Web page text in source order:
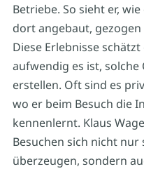
Betriebe. So sieht er,
dort angebaut,
Diese Erlebnisse
aufwendig es ist,
erstellen. Oft sind es
wo er beim Besuch die
kennenlernt. Klaus
Besuchen sich nicht
überzeugen, sondern